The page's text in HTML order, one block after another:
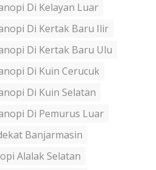
Di Kelayan Luar
Di Kertak Baru Ilir
Di Kertak Baru Ulu
Di Kuin Cerucuk
Di Kuin Selatan
Di Pemurus Luar
Banjarmasin
Alalak Selatan